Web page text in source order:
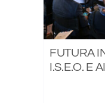
FUTURA
I.S.E.O. E